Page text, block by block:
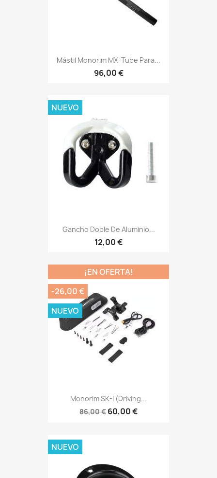
Mástil Monorim MX-Tube Para...
96,00 €
Gancho Doble De Aluminio...
12,00 €
NUEVO
Monorim SK-I (driving...
86,00 € 60,00 €
¡EN OFERTA!
-26,00 €
NUEVO
NUEVO